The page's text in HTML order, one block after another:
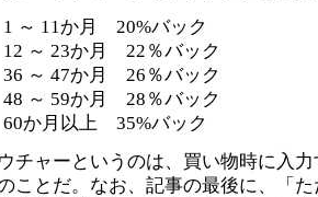
1 ～ 11か月 20%バック
12 ～ 23か月 22％バック
36 ～ 47か月 26％バック
48 ～ 59か月 28％バック
60か月以上 35%バック
チャーというのは、買い物時に入
ことだ。なお、記事の最後に、「